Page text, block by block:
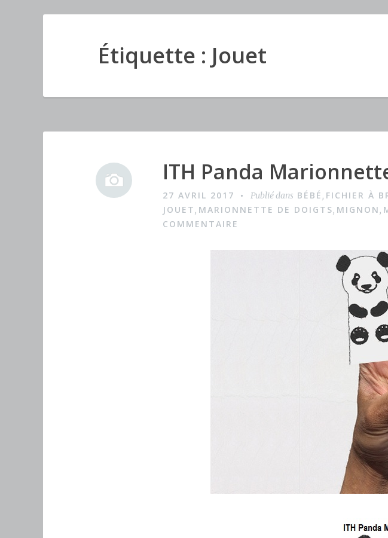
Étiquette : Jouet
I
a
g
ITH Panda
27 AVRIL 2017 Publié dans BÉBÉ, FICHIER À
JOUET, MARIONNETTE DE DOIGTS, MIGNON,
COMMENTAIRE